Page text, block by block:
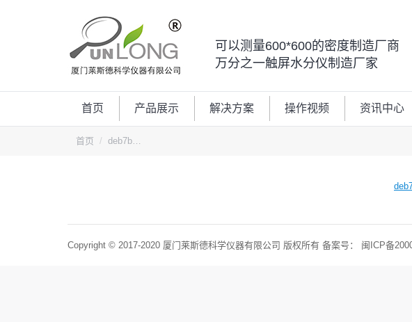
可以测量600*600的密度制造厂商
万分之一触屏水分仪制造厂家
首页 产品展示 解决方案 操作视频 资讯中心
您的位置：
首页 deb7b…
Copyright © 2017-2020 厦门莱斯德科学仪器有限公司 版权所有 备案号： 闽ICP备